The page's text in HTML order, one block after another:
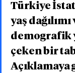
Türkiye
yaş
demografik
çeken bir
Açıklamaya